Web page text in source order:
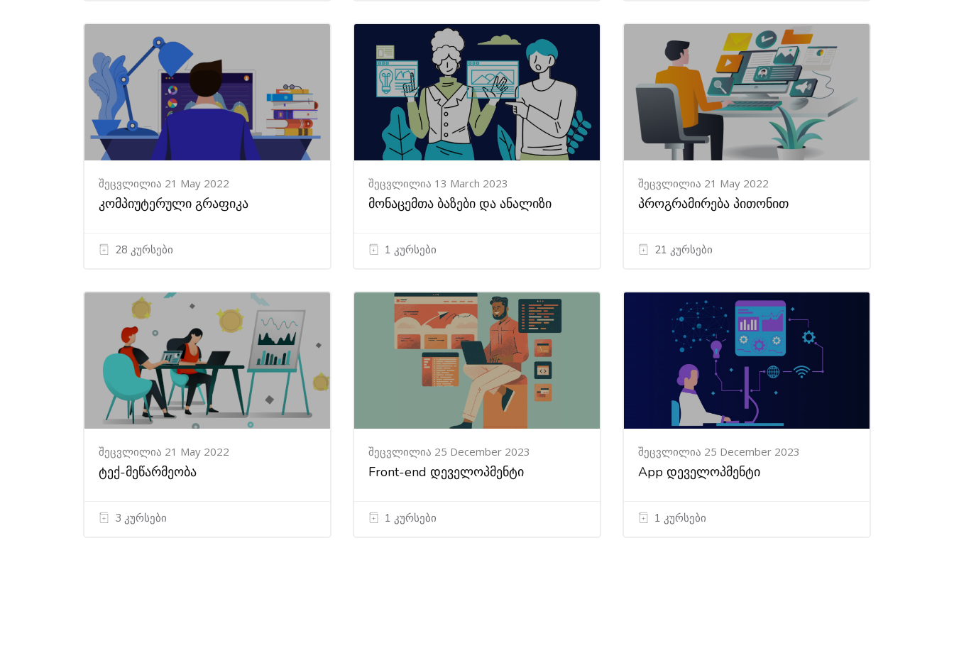
შეცვლილია 21 May 2022
კომპიუტერული გრაფიკა
28 კურსები
შეცვლილია 13 March 2023
მონაცემთა ბაზები და ანალიზი
1 კურსები
შეცვლილია 21 May 2022
პროგრამირება პითონით
21 კურსები
შეცვლილია 21 May 2022
ტექ-მეწარმეობა
3 კურსები
შეცვლილია 25 December 2023
Front-end დეველოპმენტი
1 კურსები
შეცვლილია 25 December 2023
App დეველოპმენტი
1 კურსები